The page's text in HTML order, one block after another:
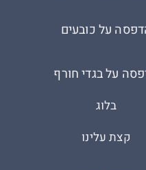
על כובעים
על בגדי חורף
קצת עלינו
בלוג